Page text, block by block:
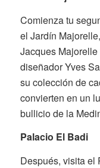
Comienza tu
el Jardín
Jacques
diseñador Yves
su colección de
convierten en un
bullicio de la
Palacio El Badi
Después, visita el